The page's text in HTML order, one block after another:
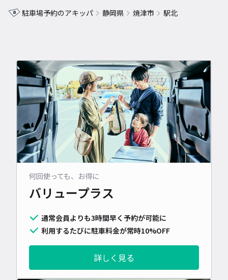
駐車場予約のアキッパ 静岡県 焼津市 駅北
何回使っても、お得に
バリュープラス
通常会員よりも3時間早く予約が可能に
利用するたびに駐車料金が常時10%OFF
詳しく見る